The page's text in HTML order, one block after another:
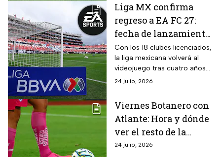
Liga MX confirma
regreso a EA FC 27:
fecha de lanzamiento
y detalles del juego
Con los 18 clubes licenciados,
la liga mexicana volverá al
videojuego tras cuatro años
de ausencia
24 julio, 2026
Viernes Botanero con
Atlante: Hora y dónde
ver el resto de la
jornada 2 del Apertura
24 julio, 2026